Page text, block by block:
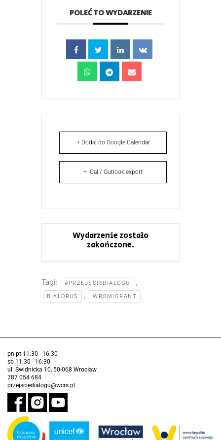
POLEĆ TO WYDARZENIE
+ Dodaj do Google Calendar
+ iCal / Outlook export
Wydarzenie zostało
zakończone.
Tagi: #PRZEJSCIEDIALOGU ,
BIAŁORUŚ , WROMIGRANT
pn-pt 11:30 - 16:30
sb 11:30 - 16:30
ul. Świdnicka 10, 50-068 Wrocław
787 054 684
przejsciedialogu@wcrs.pl